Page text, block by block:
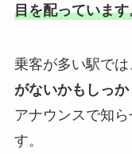
目を配っています
乗客が多い駅では
がないかもしっ
アナウンスで知
す。